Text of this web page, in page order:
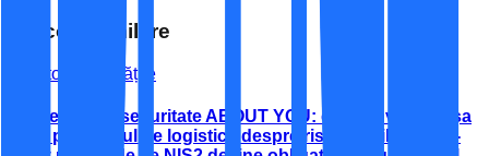
Articole similare
Vezi toate noutățile
Incidentul de securitate ABOUT YOU: ce ne învață breșa
de la partenerul de logistică despre riscul terților (third-